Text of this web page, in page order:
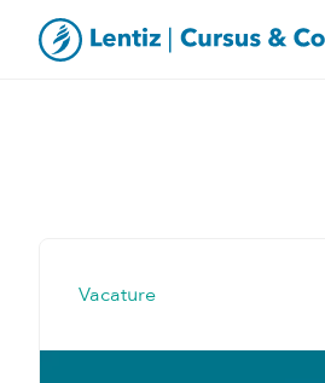
Vacature